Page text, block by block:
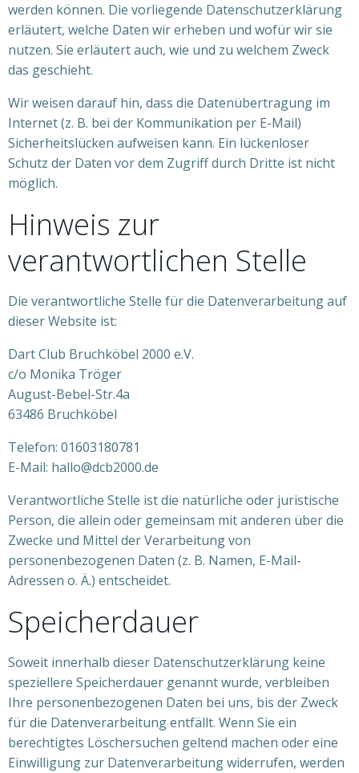
werden können. Die vorliegende Datenschutzerklärung
erläutert, welche Daten wir erheben und wofür wir sie
nutzen. Sie erläutert auch, wie und zu welchem Zweck
das geschieht.
Wir weisen darauf hin, dass die Datenübertragung im
Internet (z. B. bei der Kommunikation per E-Mail)
Sicherheitslücken aufweisen kann. Ein lückenloser
Schutz der Daten vor dem Zugriff durch Dritte ist nicht
möglich.
Hinweis zur
verantwortlichen Stelle
Die verantwortliche Stelle für die Datenverarbeitung auf
dieser Website ist:
Dart Club Bruchköbel 2000 e.V.
c/o Monika Tröger
August-Bebel-Str.4a
63486 Bruchköbel
Telefon: 01603180781
E-Mail: hallo@dcb2000.de
Verantwortliche Stelle ist die natürliche oder juristische
Person, die allein oder gemeinsam mit anderen über die
Zwecke und Mittel der Verarbeitung von
personenbezogenen Daten (z. B. Namen, E-Mail-
Adressen o. Ä.) entscheidet.
Speicherdauer
Soweit innerhalb dieser Datenschutzerklärung keine
speziellere Speicherdauer genannt wurde, verbleiben
Ihre personenbezogenen Daten bei uns, bis der Zweck
für die Datenverarbeitung entfällt. Wenn Sie ein
berechtigtes Löschersuchen geltend machen oder eine
Einwilligung zur Datenverarbeitung widerrufen, werden